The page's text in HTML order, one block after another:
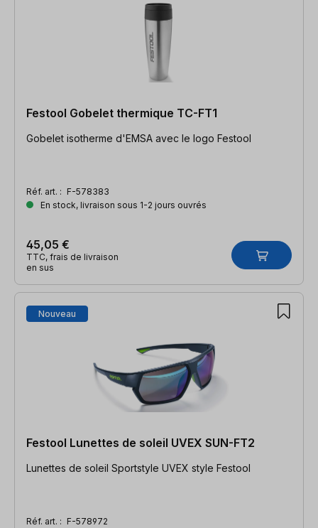
Festool Gobelet thermique TC-FT1
Gobelet isotherme d'EMSA avec le logo Festool
Réf. art. : F-578383
En stock, livraison sous 1-2 jours ouvrés
45,05 €
TTC, frais de livraison
en sus
Nouveau
Festool Lunettes de soleil UVEX SUN-FT2
Lunettes de soleil Sportstyle UVEX style Festool
Réf. art. : F-578972